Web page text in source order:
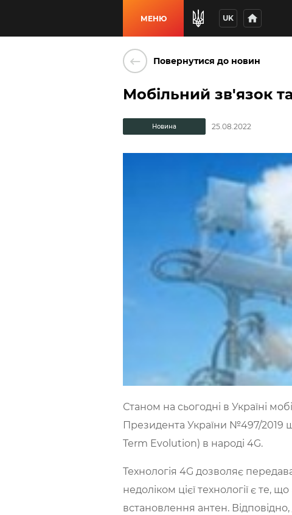
МЕНЮ UK home
keyboard_backspace Повернутися до новин
Мобільний зв'язок
Новина 25.08.2022
Станом на сьогодні в Україні
Президента України №497/2019
Term Evolution) в народі 4G.
Технологія 4G дозволяє
недоліком цієї технології є те,
встановлення антен.